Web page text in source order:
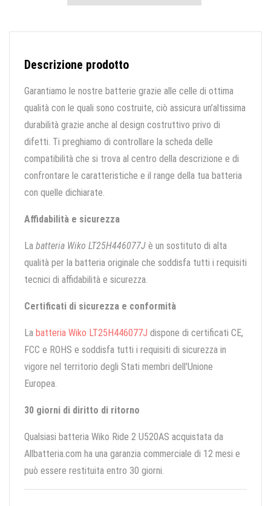
Descrizione prodotto
Garantiamo le nostre batterie grazie alle celle di ottima
qualità con le quali sono costruite, ciò assicura un’altissima
durabilità grazie anche al design costruttivo privo di
difetti. Ti preghiamo di controllare la scheda delle
compatibilità che si trova al centro della descrizione e di
confrontare le caratteristiche e il range della tua batteria
con quelle dichiarate.
Affidabilità e sicurezza
La batteria Wiko LT25H446077J è un sostituto di alta
qualità per la batteria originale che soddisfa tutti i requisiti
tecnici di affidabilità e sicurezza.
Certificati di sicurezza e conformità
La batteria Wiko LT25H446077J dispone di certificati CE,
FCC e ROHS e soddisfa tutti i requisiti di sicurezza in
vigore nel territorio degli Stati membri dell'Unione
Europea.
30 giorni di diritto di ritorno
Qualsiasi batteria Wiko Ride 2 U520AS acquistata da
Allbatteria.com ha una garanzia commerciale di 12 mesi e
può essere restituita entro 30 giorni.